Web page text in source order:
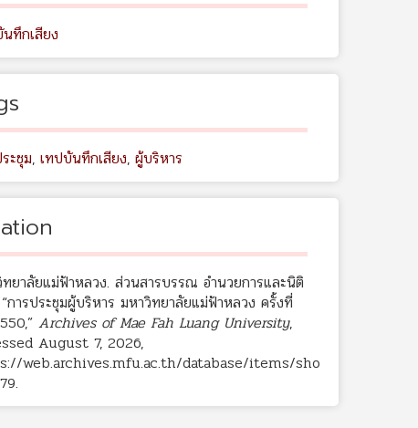
ทึกเสียง
ะชุม, เทปบันทึกเสียง, ผู้บริหาร
ยาลัยแม่ฟ้าหลวง. ส่วนสารบรรณ อำนวยการและนิติ
การประชุมผู้บริหาร มหาวิทยาลัยแม่ฟ้าหลวง ครั้งที่
Archives of Mae Fah Luang University,
August 7, 2026,
web.archives.mfu.ac.th/database/items/sho
.